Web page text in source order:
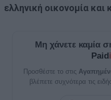
ελληνική οικονομία και
Μη χάνετε καμία
Paidi
Προσθέστε το στις
βλέπετε συχνότερα τις